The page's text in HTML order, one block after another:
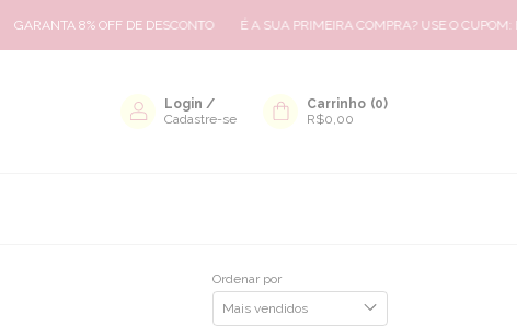
GARANTA 8% OFF DE DESCONTO É A SUA PRIMEIRA COMPRA? USE O CUPOM:
Login /
Cadastre-se
Carrinho (0)
R$0,00
Ordenar por